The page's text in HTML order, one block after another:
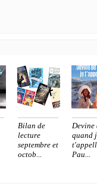
Bilan de
lecture
septembre et
octob...
Devine
quand
Pau...